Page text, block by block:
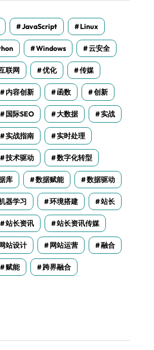
JavaScript Linux
Windows 云安全
联网 优化 传媒
内容创新 函数 创新
国际SEO 大数据 实战
实战指南 实时处理
技术驱动 数字化转型
库 数据赋能 数据驱动
器学习 环境搭建 站长
站长资讯 站长资讯传媒
站设计 网站运营 融合
赋能 跨界融合